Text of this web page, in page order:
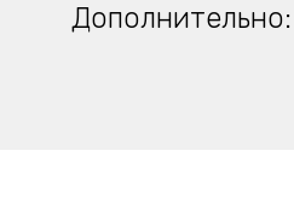
Дополнительно: